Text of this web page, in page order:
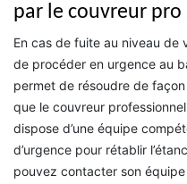
par le couvreur pro
En cas de fuite au niveau de
de procéder en urgence au
permet de résoudre de
que le couvreur
dispose d’une équipe
d’urgence pour rétablir
pouvez contacter son